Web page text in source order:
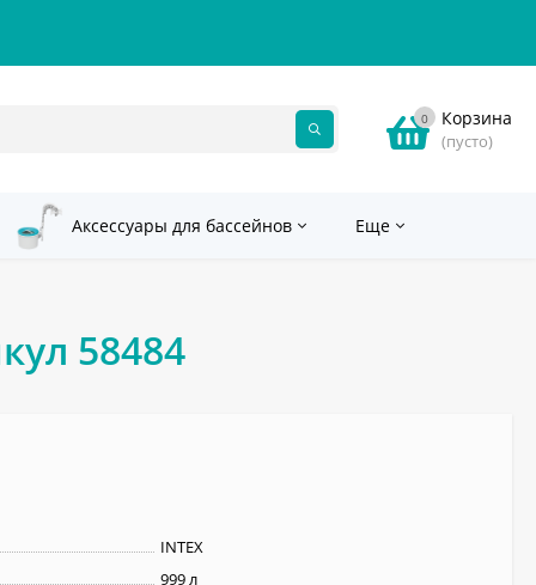
0 Корзина
(пусто)
Аксессуары для бассейнов Еще
58484
INTEX
999 л